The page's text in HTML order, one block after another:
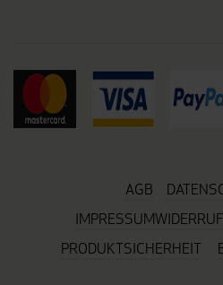
AGB
IMPRESSUM
PRODUKTSICHERHEIT